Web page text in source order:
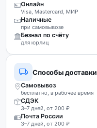
Онлайн
Visa, Mastercard, МИР
Наличные
при самовывозе
Безнал по счёту
для юрлиц
Способы доставки
Самовывоз
бесплатно, в рабочее время
СДЭК
3–7 дней, от 200 ₽
Почта России
3–7 дней, от 200 ₽